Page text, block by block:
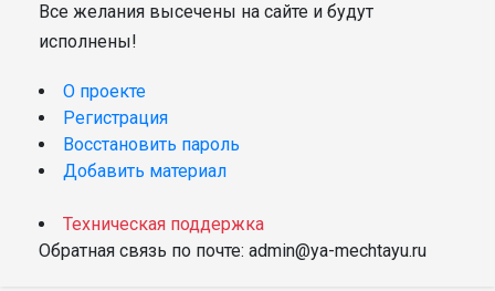
Все желания высечены на сайте и будут
исполнены!
О проекте
Регистрация
Восстановить пароль
Добавить материал
Техническая поддержка
Обратная связь по почте: admin@ya-mechtayu.ru